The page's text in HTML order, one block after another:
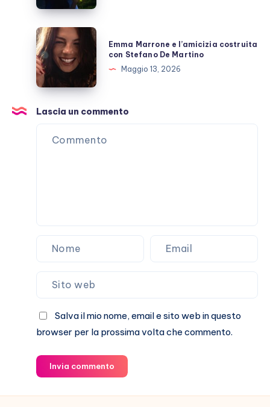
Berruti
allo
scoperto
Emma
Marrone
e
l’amicizia
costruita
con
Stefano
Emma Marrone e l’amicizia costruita
con Stefano De Martino
Maggio 13, 2026
Lascia un commento
Salva il mio nome, email e sito web in questo
browser per la prossima volta che commento.
Invia commento